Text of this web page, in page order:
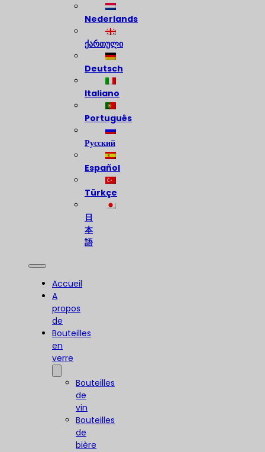
Nederlands
ქართული
Deutsch
Italiano
Português
Русский
Español
Türkçe
日
本
語
Accueil
A
propos
de
Bouteilles
en
verre
Bouteilles
de
vin
Bouteilles
de
bière